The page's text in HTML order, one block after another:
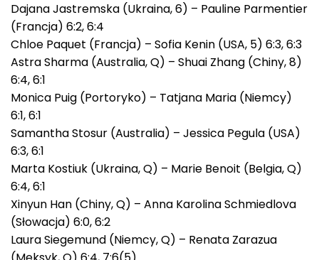
Dajana Jastremska (Ukraina, 6) – Pauline Parmentier
(Francja) 6:2, 6:4
Chloe Paquet (Francja) – Sofia Kenin (USA, 5) 6:3, 6:3
Astra Sharma (Australia, Q) – Shuai Zhang (Chiny, 8)
6:4, 6:1
Monica Puig (Portoryko) – Tatjana Maria (Niemcy)
6:1, 6:1
Samantha Stosur (Australia) – Jessica Pegula (USA)
6:3, 6:1
Marta Kostiuk (Ukraina, Q) – Marie Benoit (Belgia, Q)
6:4, 6:1
Xinyun Han (Chiny, Q) – Anna Karolina Schmiedlova
(Słowacja) 6:0, 6:2
Laura Siegemund (Niemcy, Q) – Renata Zarazua